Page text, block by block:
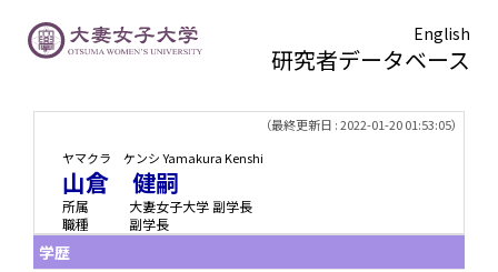
English
研究者データベース
（最終更新日 : 2022-01-20 01:53:05）
ヤマクラ ケンシ Yamakura Kenshi
山倉 健嗣
所属
大妻女子大学 副学長
職種
副学長
学歴